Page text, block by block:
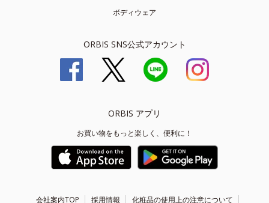
ボディウェア
ORBIS SNS公式アカウント
ORBIS アプリ
お買い物をもっと楽しく、便利に！
会社案内TOP 採用情報 化粧品の使用上の注意について